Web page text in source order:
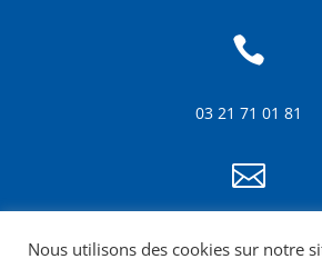

03 21 71 01 81

info@amf62.fr
Nous utilisons des cookies sur notre